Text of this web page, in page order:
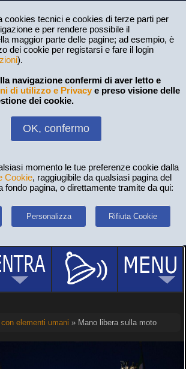
cookies tecnici e cookies di terze parti per
e per rendere possibile il
maggior parte delle pagine; ad esempio, è
dei cookie per registarsi e fare il login
).
navigazione confermi di aver letto e
di utilizzo e Privacy e preso visione delle
dei cookie.
OK, confermo
momento le tue preferenze cookie dalla
Cookie, raggiugibile da qualsiasi pagina del
fondo pagina, o direttamente tramite da qui:
Personalizza Rifiuta Cookie
elementi umani » Mano libera sulla moto